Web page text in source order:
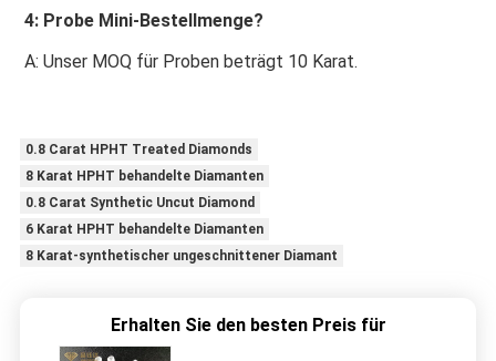
4: Probe Mini-Bestellmenge?
A: Unser MOQ für Proben beträgt 10 Karat.
0.8 Carat HPHT Treated Diamonds
8 Karat HPHT behandelte Diamanten
0.8 Carat Synthetic Uncut Diamond
6 Karat HPHT behandelte Diamanten
8 Karat-synthetischer ungeschnittener Diamant
Erhalten Sie den besten Preis für